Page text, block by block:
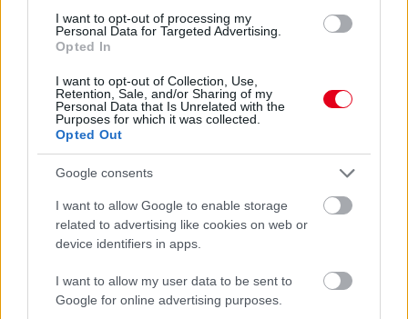
I want to opt-out of processing my
Personal Data for Targeted Advertising.
Opted In
I want to opt-out of Collection, Use,
Retention, Sale, and/or Sharing of my
Personal Data that Is Unrelated with the
Purposes for which it was collected.
Opted Out
Google consents
I want to allow Google to enable storage
related to advertising like cookies on web or
device identifiers in apps.
I want to allow my user data to be sent to
Google for online advertising purposes.
ha esélye nyílna rá.
„Ez nagyon érdekes. Tudod, Max nem az egyetlen pilóta a
csapat teljes egészét szeretik vizsgálni, így együtt, az egész
képet. Ezt folyamatosan így csinálják, mert ez az egyetlen
módja a valódi sikernek: egy lenyűgöző csapatszellemmel
rendelkező csapat felépítése” – magyarázta a finn.
„Ha azt kérdezed tőlem, mit tennék ebben az esetben, a válasz
kockázatát, hogy elveszítsük ez a csapatszellemet. Ha egy
csapatnak két kiváló pilótája van, miért kellene felborítani a
dolgokat?” – foglalt állást amellett, hogy ő nem változtatna
hogy Norris révén már egy bizonyított bajnokkal is
rendelkeznek.